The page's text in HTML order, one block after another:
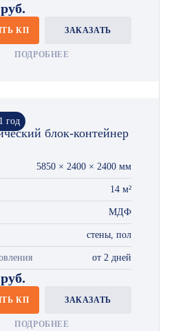
КП ЗАКАЗАТЬ
ПОДРОБНЕЕ
год
блок-контейнер
5850 × 2400 × 2400 мм
14 м²
МДФ
стены, пол
от 2 дней
КП ЗАКАЗАТЬ
ПОДРОБНЕЕ